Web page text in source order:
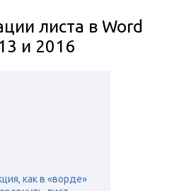
листа в Word
и 2016
как в «ворде»